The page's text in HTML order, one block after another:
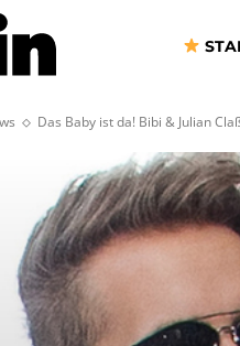
Das Baby ist da! Bibi & Julian